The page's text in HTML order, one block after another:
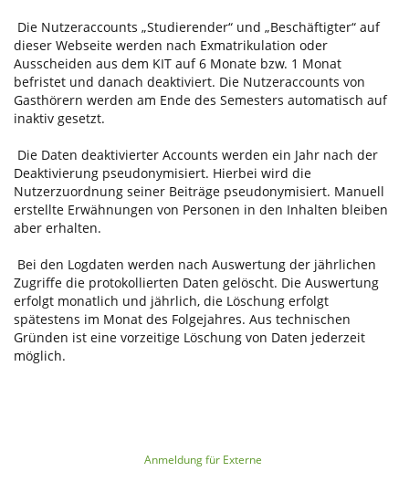
Die Nutzeraccounts „Studierender“ und „Beschäftigter“ auf
dieser Webseite werden nach Exmatrikulation oder
Ausscheiden aus dem KIT auf 6 Monate bzw. 1 Monat
befristet und danach deaktiviert. Die Nutzeraccounts von
Gasthörern werden am Ende des Semesters automatisch auf
inaktiv gesetzt.
Die Daten deaktivierter Accounts werden ein Jahr nach der
Deaktivierung pseudonymisiert. Hierbei wird die
Nutzerzuordnung seiner Beiträge pseudonymisiert. Manuell
erstellte Erwähnungen von Personen in den Inhalten bleiben
aber erhalten.
Bei den Logdaten werden nach Auswertung der jährlichen
Zugriffe die protokollierten Daten gelöscht. Die Auswertung
erfolgt monatlich und jährlich, die Löschung erfolgt
spätestens im Monat des Folgejahres. Aus technischen
Gründen ist eine vorzeitige Löschung von Daten jederzeit
möglich.
Anmeldung für Externe